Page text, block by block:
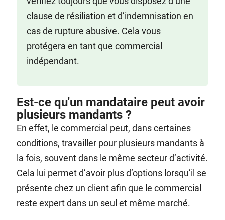
clause de résiliation et d’indemnisation en
cas de rupture abusive. Cela vous
protégera en tant que commercial
indépendant.
Est-ce qu'un mandataire peut avoir
plusieurs mandants ?
En effet, le commercial peut, dans certaines
conditions, travailler pour plusieurs mandants à
la fois, souvent dans le même secteur d’activité.
Cela lui permet d’avoir plus d’options lorsqu’il se
présente chez un client afin que le commercial
reste expert dans un seul et même marché.